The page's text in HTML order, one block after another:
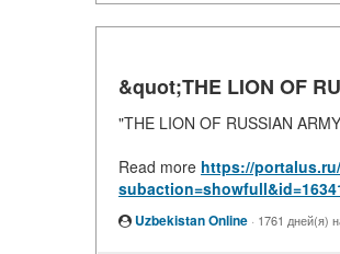
&quot;THE LION OF
"THE LION OF RUSSIAN
Read more https://
Uzbekistan Online · 1761 дней(я)